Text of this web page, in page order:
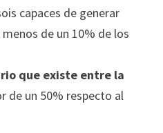
capaces de generar
de un 10% de los
que existe entre la
de un 50% respecto al